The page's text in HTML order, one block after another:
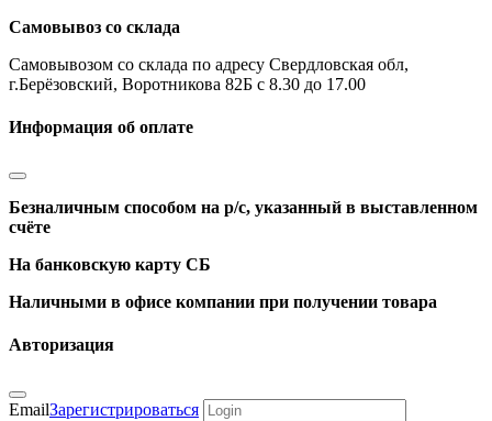
Самовывоз со склада
Самовывозом со склада по адресу Свердловская обл,
г.Берёзовский, Воротникова 82Б с 8.30 до 17.00
Информация об оплате
Безналичным способом на р/с, указанный в выставленном
счёте
На банковскую карту СБ
Наличными в офисе компании при получении товара
Авторизация
EmailЗарегистрироваться